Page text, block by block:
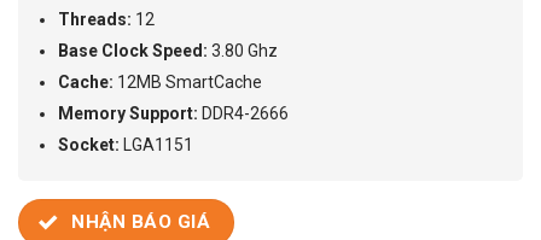
Threads: 12
Base Clock Speed: 3.80 Ghz
Cache: 12MB SmartCache
Memory Support: DDR4-2666
Socket: LGA1151
NHẬN BÁO GIÁ